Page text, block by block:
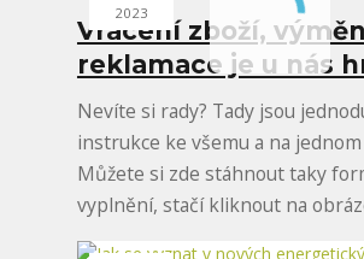
2023
Vrácení zboží,
reklamace je u nás
Nevíte si rady? Tady jsou
instrukce ke všemu a na
Můžete si zde stáhnout taky
vyplnění, stačí kliknout na